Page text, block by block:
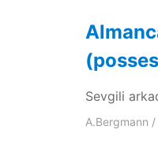
Sevgili
A.Bergmann